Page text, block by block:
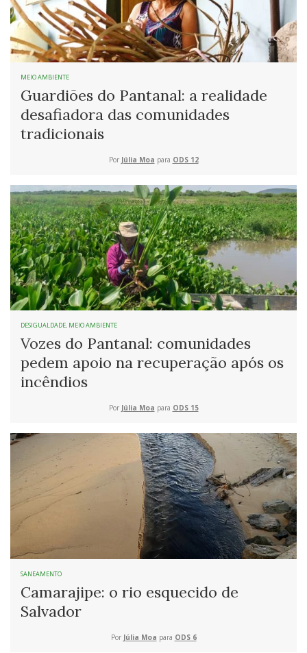
MEIO AMBIENTE
Guardiões do Pantanal: a realidade
desafiadora das comunidades
tradicionais
Por Júlia Moa para ODS 12
DESIGUALDADE, MEIO AMBIENTE
Vozes do Pantanal: comunidades
pedem apoio na recuperação após os
incêndios
Por Júlia Moa para ODS 15
SANEAMENTO
Camarajipe: o rio esquecido de
Salvador
Por Júlia Moa para ODS 6